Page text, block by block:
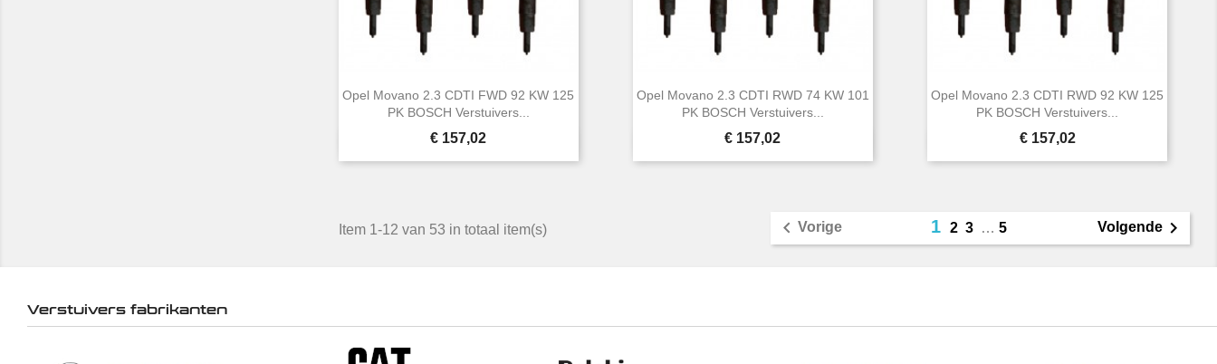
Opel Movano 2.3 CDTI FWD 92 KW 125
PK BOSCH Verstuivers...
Prijs
€ 157,02
Snel bekijken
Opel Movano 2.3 CDTI RWD 74 KW 101
PK BOSCH Verstuivers...
Prijs
€ 157,02
Snel bekijken
Opel Movano 2.3 CDTI RWD 92 KW 125
PK BOSCH Verstuivers...
Prijs
€ 157,02
Snel bekijken
Item 1-12 van 53 in totaal item(s) Vorige 123 … 5 Volgende
Verstuivers fabrikanten